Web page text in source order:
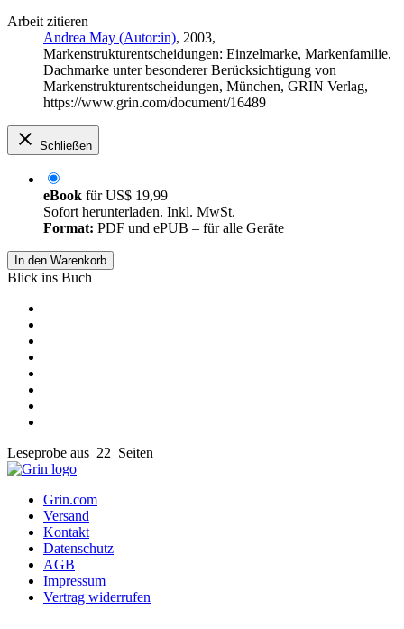
Arbeit zitieren
Andrea May (Autor:in), 2003,
Markenstrukturentscheidungen: Einzelmarke, Markenfamilie,
Dachmarke unter besonderer Berücksichtigung von
Markenstrukturentscheidungen, München, GRIN Verlag,
https://www.grin.com/document/16489
Schließen
eBook fürUS$ 19,99
Sofort herunterladen. Inkl. MwSt.
Format: PDF und ePUB – für alle Geräte
In den Warenkorb
Blick ins Buch
Leseprobe aus 22 Seiten
Grin.com
Versand
Kontakt
Datenschutz
AGB
Impressum
Vertrag widerrufen